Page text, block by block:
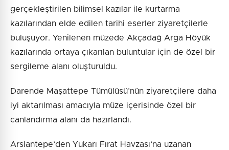
gerçekleştirilen bilimsel kazılar ile kurtarma
kazılarından elde edilen tarihi eserler ziyaretçilerle
buluşuyor. Yenilenen müzede Akçadağ Arga Höyük
kazılarında ortaya çıkarılan buluntular için de özel bir
sergileme alanı oluşturuldu.
Darende Maşattepe Tümülüsü’nün ziyaretçilere daha
iyi aktarılması amacıyla müze içerisinde özel bir
canlandırma alanı da hazırlandı.
Arslantepe’den Yukarı Fırat Havzası’na uzanan